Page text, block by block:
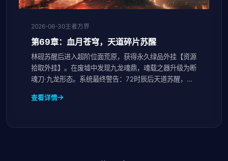
2026-06-30王者万界
第69章：血月苍穹，天道碎片苏醒
林砚苏醒后进入超阶位面荒原，获得永久绿品外挂【资源
拾取外挂】。在废墟中发现九龙魂鼎，魂载之器升级为断
魂刀·九龙形态。系统最终警告：72时辰后天道苏醒，唯
查看详情